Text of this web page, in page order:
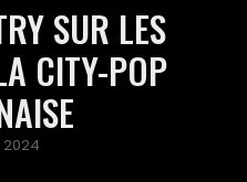
SUR LES
CITY-POP
2024